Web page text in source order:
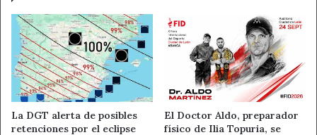
test y otros elementos de protección y prevención de
contagios.
La diputada ha querido destacar la importancia de la labor
que desarrollan estas entidades sin ánimo de lucro en el
ámbito social en la provincia de León, que contribuyen a
garantizar los derechos sociales de los vecinos de los
La DGT alerta de posibles
retenciones por el eclipse
El Doctor Aldo, preparador
físico de Ilia Topuria, se